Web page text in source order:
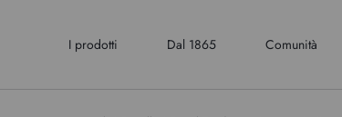
I prodotti Dal 1865 Comunità